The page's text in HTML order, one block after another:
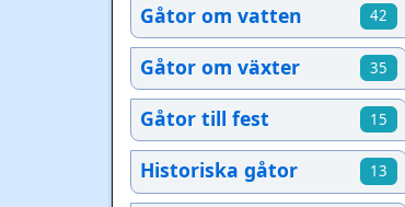
Gåtor om vatten 42
Gåtor om växter 35
Gåtor till fest 15
Historiska gåtor 13